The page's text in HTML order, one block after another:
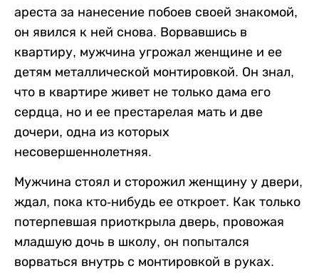
ареста за нанесение побоев своей знакомой,
он явился к ней снова. Ворвавшись в
квартиру, мужчина угрожал женщине и ее
детям металлической монтировкой. Он знал,
что в квартире живет не только дама его
сердца, но и ее престарелая мать и две
дочери, одна из которых
несовершеннолетняя.
Мужчина стоял и сторожил женщину у двери,
ждал, пока кто-нибудь ее откроет. Как только
потерпевшая приоткрыла дверь, провожая
младшую дочь в школу, он попытался
ворваться внутрь с монтировкой в руках.